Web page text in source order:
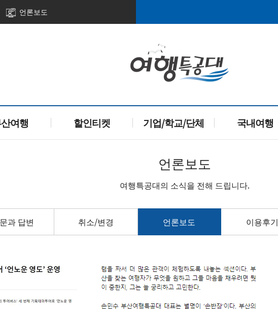
언론보도
여행 할인티켓 기업/학교/단체 국내여행
언론보도
여행특공대의 소식을 전해 드립니다.
과 답변 취소/변경 언론보도 이용후기